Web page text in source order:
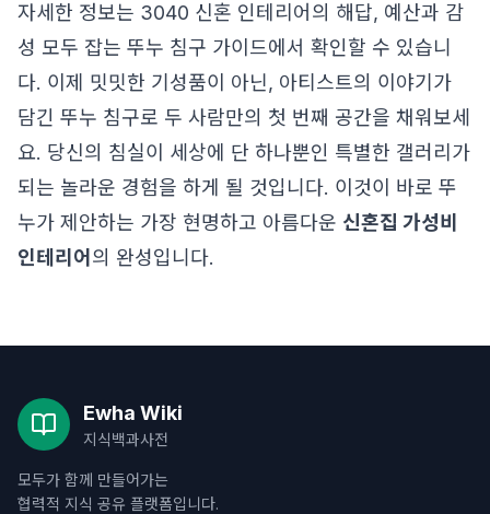
자세한 정보는 3040 신혼 인테리어의 해답, 예산과 감
성 모두 잡는 뚜누 침구 가이드에서 확인할 수 있습니
다. 이제 밋밋한 기성품이 아닌, 아티스트의 이야기가
담긴 뚜누 침구로 두 사람만의 첫 번째 공간을 채워보세
요. 당신의 침실이 세상에 단 하나뿐인 특별한 갤러리가
되는 놀라운 경험을 하게 될 것입니다. 이것이 바로 뚜
누가 제안하는 가장 현명하고 아름다운 신혼집 가성비
인테리어 의 완성입니다.
Ewha Wiki
지식백과사전
모두가 함께 만들어가는
협력적 지식 공유 플랫폼입니다.